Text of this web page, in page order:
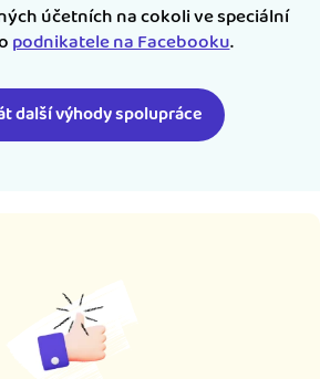
účetních na cokoli ve speciální
podnikatele na Facebooku.
další výhody spolupráce